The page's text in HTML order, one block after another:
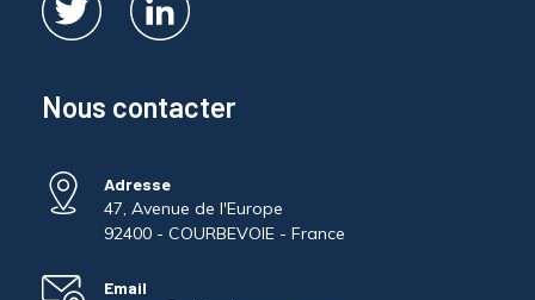
Nous contacter
Adresse
47, Avenue de l'Europe
92400 - COURBEVOIE - France
Email